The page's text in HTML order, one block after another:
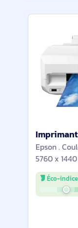
Epson .
5760 x
A ISO
(noir,
ppm.
Éco-indice